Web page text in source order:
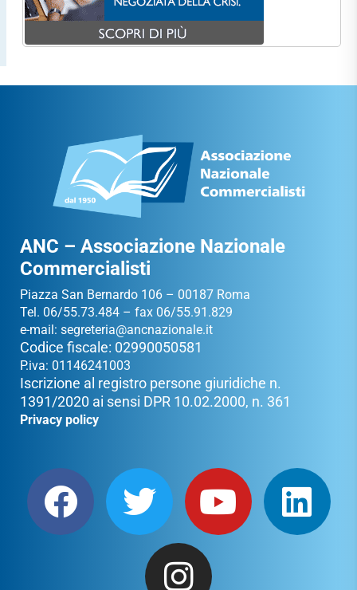
ANC – Associazione Nazionale
Commercialisti
Piazza San Bernardo 106 – 00187 Roma
Tel. 06/55.73.484 – fax 06/55.91.829
e-mail: segreteria@ancnazionale.it
Codice fiscale: 02990050581
P.iva: 01146241003
Iscrizione al registro persone giuridiche n.
1391/2020 ai sensi DPR 10.02.2000, n. 361
Privacy policy